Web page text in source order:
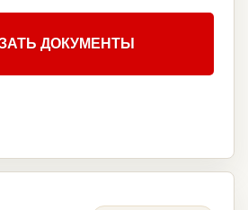
ДОКУМЕНТЫ